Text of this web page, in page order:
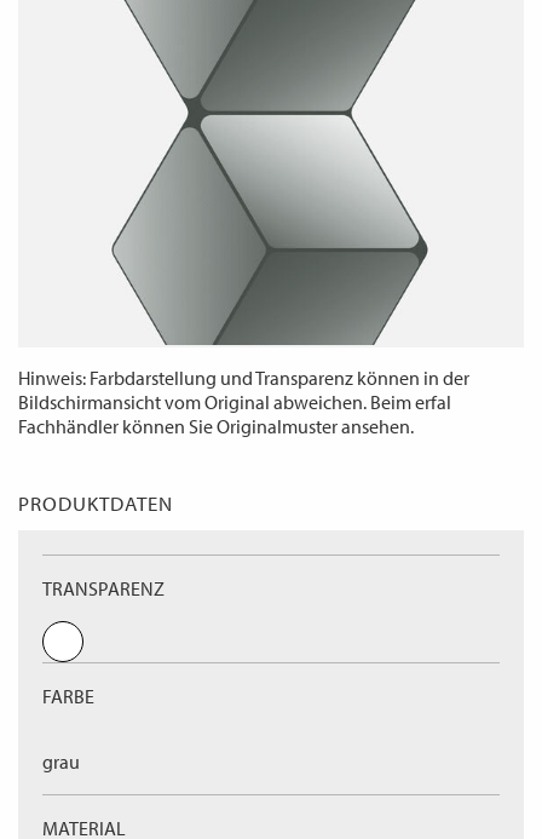
Hinweis: Farbdarstellung und Transparenz können in der
Bildschirmansicht vom Original abweichen. Beim erfal
Fachhändler können Sie Originalmuster ansehen.
PRODUKTDATEN
TRANSPARENZ
FARBE
grau
MATERIAL